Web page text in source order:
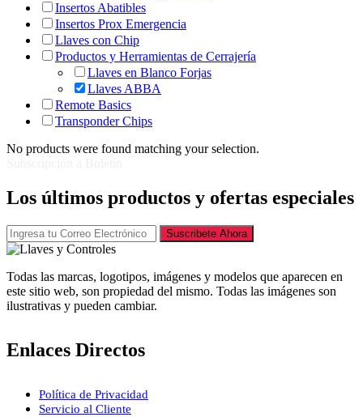
Insertos Abatibles
Insertos Prox Emergencia
Llaves con Chip
Productos y Herramientas de Cerrajería
Llaves en Blanco Forjas
Llaves ABBA
Remote Basics
Transponder Chips
No products were found matching your selection.
Los últimos productos y ofertas especiales
Suscribete Ahora
Todas las marcas, logotipos, imágenes y modelos que aparecen en
este sitio web, son propiedad del mismo. Todas las imágenes son
ilustrativas y pueden cambiar.
Enlaces Directos
Política de Privacidad
Servicio al Cliente